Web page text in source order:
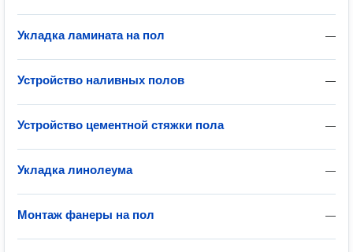
—
Укладка ламината на пол
—
Устройство наливных полов
—
Устройство цементной стяжки пола
—
Укладка линолеума
—
Монтаж фанеры на пол